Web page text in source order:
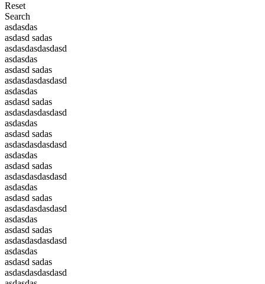
Reset
Search
asdasdas
asdasd sadas
asdasdasdasdasd
asdasdas
asdasd sadas
asdasdasdasdasd
asdasdas
asdasd sadas
asdasdasdasdasd
asdasdas
asdasd sadas
asdasdasdasdasd
asdasdas
asdasd sadas
asdasdasdasdasd
asdasdas
asdasd sadas
asdasdasdasdasd
asdasdas
asdasd sadas
asdasdasdasdasd
asdasdas
asdasd sadas
asdasdasdasdasd